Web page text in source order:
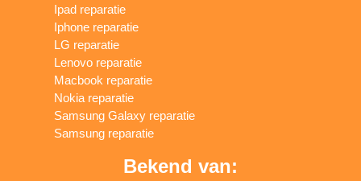
Ipad reparatie
Iphone reparatie
LG reparatie
Lenovo reparatie
Macbook reparatie
Nokia reparatie
Samsung Galaxy reparatie
Samsung reparatie
Bekend van: